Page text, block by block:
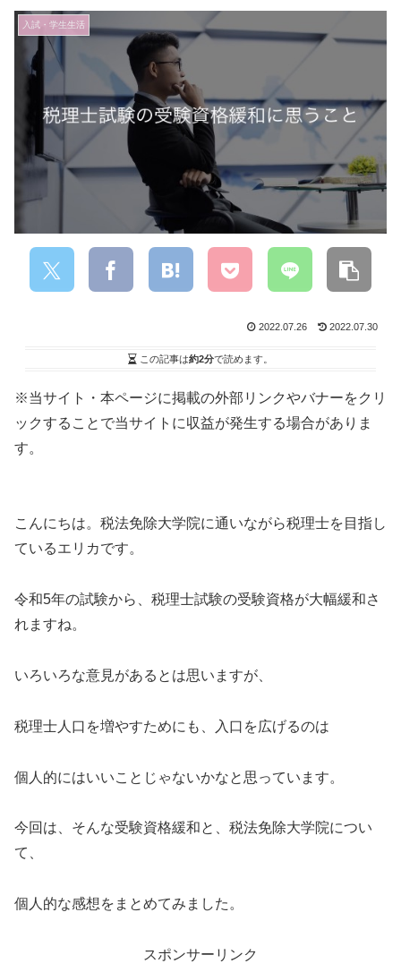
入試・学生生活
2022.07.26 2022.07.30
この記事は約2分で読めます。
※当サイト・本ページに掲載の外部リンクやバナーをクリ
ックすることで当サイトに収益が発生する場合がありま
す。
こんにちは。税法免除大学院に通いながら税理士を目指し
ているエリカです。
令和5年の試験から、税理士試験の受験資格が大幅緩和さ
れますね。
いろいろな意見があるとは思いますが、
税理士人口を増やすためにも、入口を広げるのは
個人的にはいいことじゃないかなと思っています。
今回は、そんな受験資格緩和と、税法免除大学院につい
て、
個人的な感想をまとめてみました。
スポンサーリンク